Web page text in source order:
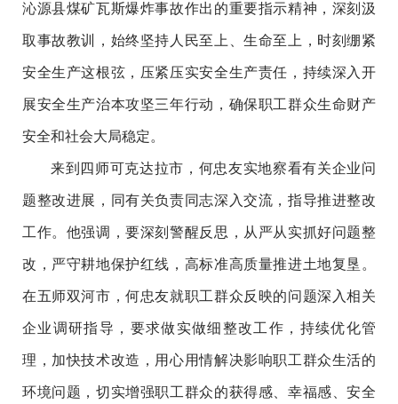
沁源县煤矿瓦斯爆炸事故作出的重要指示精神，深刻汲
取事故教训，始终坚持人民至上、生命至上，时刻绷紧
安全生产这根弦，压紧压实安全生产责任，持续深入开
展安全生产治本攻坚三年行动，确保职工群众生命财产
安全和社会大局稳定。
来到四师可克达拉市，何忠友实地察看有关企业问
题整改进展，同有关负责同志深入交流，指导推进整改
工作。他强调，要深刻警醒反思，从严从实抓好问题整
改，严守耕地保护红线，高标准高质量推进土地复垦。
在五师双河市，何忠友就职工群众反映的问题深入相关
企业调研指导，要求做实做细整改工作，持续优化管
理，加快技术改造，用心用情解决影响职工群众生活的
环境问题，切实增强职工群众的获得感、幸福感、安全